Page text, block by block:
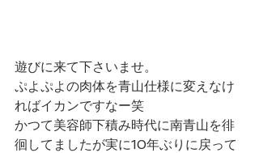
遊びに来て下さいませ。
ぷよぷよの肉体を青山仕様に変えなけ
ればイカンですなー笑
かつて美容師下積み時代に南青山を徘
徊してましたが実に10年ぶりに戻って